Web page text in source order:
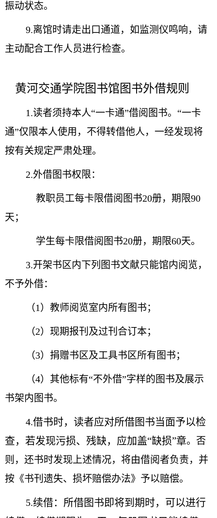
振动状态。
9.离馆时请走出口通道，如监测仪鸣响，请
主动配合工作人员进行检查。
黄河交通学院图书馆图书外借规则
1.读者须持本人“一卡通”借阅图书。“一卡
通”仅限本人使用，不得转借他人，一经发现将
按有关规定严肃处理。
2.外借图书权限：
教职员工每卡限借阅图书20册，期限90
天；
学生每卡限借阅图书20册，期限60天。
3.开架书区内下列图书文献只能馆内阅览，
不予外借：
（1）教师阅览室内所有图书；
（2）现期报刊及过刊合订本；
（3）捐赠书区及工具书区所有图书；
（4）其他标有“不外借”字样的图书及展示
书架内图书。
4.借书时，读者应对所借图书当面予以检
查，若发现污损、残缺，应加盖“缺损”章。否
则，还书时发现上述情况，将由借阅者负责，并
按《书刊遗失、损坏赔偿办法》予以赔偿。
5.续借：所借图书即将到期时，可以进行